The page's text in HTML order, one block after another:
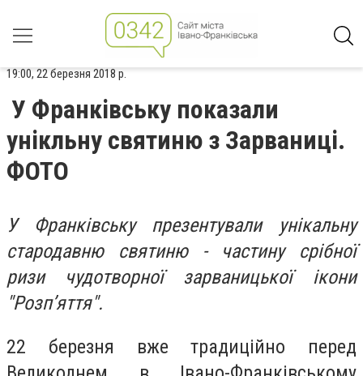
19:00, 22 березня 2018 р.
У Франківську показали
унікльну святиню з Зарваниці.
ФОТО
У Франківську презентували унікальну
стародавню святиню - частину срібної
ризи чудотворної зарваницької ікони
"Розп’яття".
22 березня вже традиційно перед